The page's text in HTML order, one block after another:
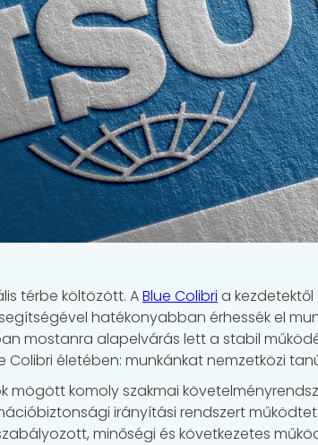
térbe költözött. ABlue Colibri a
hatékonyabban érhessék el
mostanra alapelvárás lett a stabil
életében: munkánkat nemzetközi
mögött komoly szakmai
irányítási rendszert
minőségi és következetes